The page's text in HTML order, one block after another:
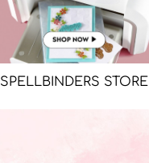
SPELLBINDERS STORE